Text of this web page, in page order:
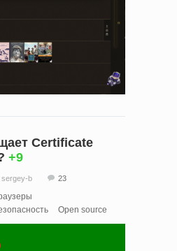
Certificate
+9
sergey-b 23
Open source